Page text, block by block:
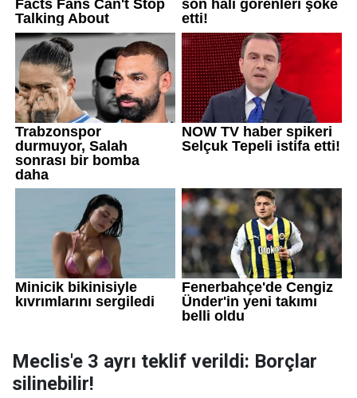
Meclis'e 3 ayrı teklif verildi: Borçlar
silinebilir!